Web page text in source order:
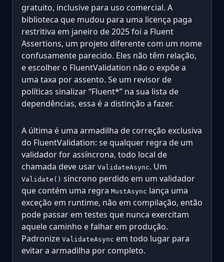
gratuito, inclusive para uso comercial. A
biblioteca que mudou para uma licença paga
restritiva em janeiro de 2025 foi a Fluent
Assertions, um projeto diferente com um nome
confusamente parecido. Eles não têm relação,
e escolher o FluentValidation não o expõe a
uma taxa por assento. Se um revisor de
políticas sinalizar “Fluent*” na sua lista de
dependências, essa é a distinção a fazer.
A última é uma armadilha de correção exclusiva
do FluentValidation: se qualquer regra de um
validador for assíncrona, todo local de
chamada deve usar ValidateAsync. Um
Validate() síncrono perdido em um validador
que contém uma regra MustAsync lança uma
exceção em runtime, não em compilação, então
pode passar em testes que nunca exercitam
aquele caminho e falhar em produção.
Padronize ValidateAsync em todo lugar para
evitar a armadilha por completo.